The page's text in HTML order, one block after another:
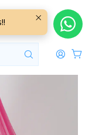
Cuna Fucsia